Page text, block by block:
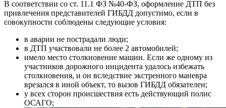
В соответствии со ст. 11.1 ФЗ №40-ФЗ, оформление ДТП без
привлечения представителей ГИБДД допустимо, если в
совокупности соблюдены следующие условия:
в аварии не пострадали люди;
в ДТП участвовали не более 2 автомобилей;
имело место столкновение машин. Если же одному из
участников дорожного инцидента удалось избежать
столкновения, и он вследствие экстренного маневра
врезался в иной объект, то вызов ГИБДД обязателен;
у всех сторон происшествия есть действующий полис
ОСАГО;